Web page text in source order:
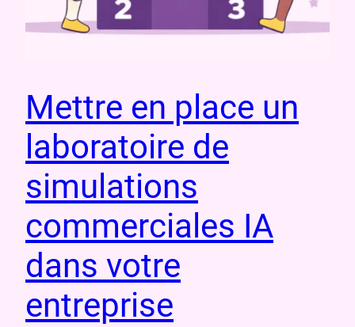
Mettre en place un
laboratoire de
simulations
commerciales IA
dans votre
entreprise